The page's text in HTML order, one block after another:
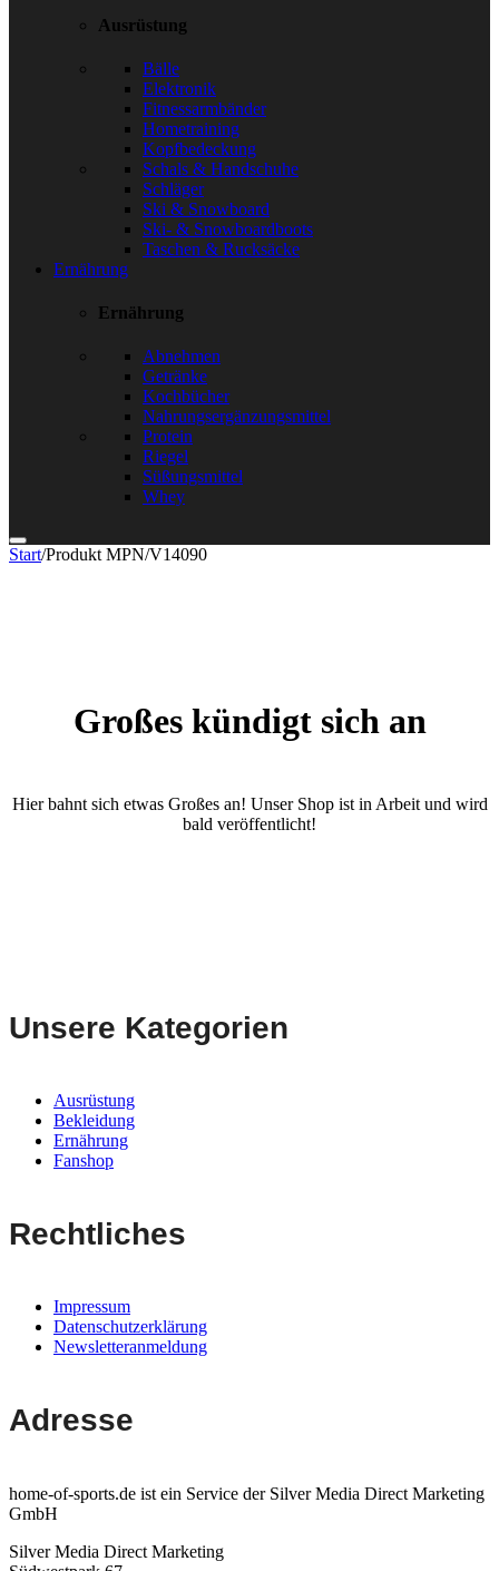
Ausrüstung
Bälle
Elektronik
Fitnessarmbänder
Hometraining
Kopfbedeckung
Schals & Handschuhe
Schläger
Ski & Snowboard
Ski- & Snowboardboots
Taschen & Rucksäcke
Ernährung
Ernährung
Abnehmen
Getränke
Kochbücher
Nahrungsergänzungsmittel
Protein
Riegel
Süßungsmittel
Whey
Start/Produkt MPN/V14090
Großes kündigt sich an
Hier bahnt sich etwas Großes an! Unser Shop ist in Arbeit und wird
bald veröffentlicht!
Unsere Kategorien
Ausrüstung
Bekleidung
Ernährung
Fanshop
Rechtliches
Impressum
Datenschutzerklärung
Newsletteranmeldung
Adresse
home-of-sports.de ist ein Service der Silver Media Direct Marketing
GmbH
Silver Media Direct Marketing